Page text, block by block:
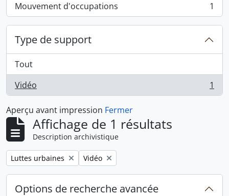
Mouvement d'occupations
, 1 résultats 1
Type de support
Tout
Vidéo
, 1 résultats 1
Aperçu avant impression Fermer
Affichage de 1 résultats
Description archivistique
Remove filter:
Luttes urbaines Remove filter:
Vidéo
Options de recherche avancée